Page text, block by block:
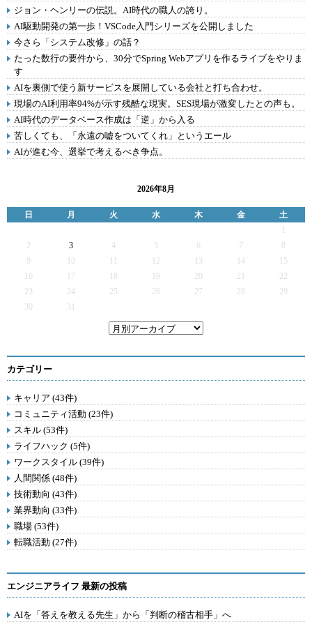
ジョン・ヘンリーの伝説。AI時代の職人の誇り。
AI駆動開発の第一歩！VSCode入門シリーズを公開しました
今さら「システム改修」の話？
たった数行の要件から、30分でSpring Webアプリを作るライブをやりま
す
AIを裏側で使う新サービスを展開している会社と打ち合わせ。
現場のAI利用率94%が示す残酷な現実。SES現場が激変したとの声も。
AI時代のデータベース作成は「逆」から入る
苦しくても、「永遠の嘘をついてくれ」というエール
AIが進む今、選挙で考えるべき争点。
2026年8月
日 月 火 水 木 金
土
2
3 4 5 6 7
9
12 13 14
15
16
17 19 20 21
22
23
24 25 26 27 28
29
30
31
カテゴリー
キャリア (43件)
コミュニティ活動 (23件)
スキル (53件)
ライフハック (5件)
ワークスタイル (39件)
人間関係 (48件)
技術動向 (43件)
業界動向 (33件)
職場 (53件)
転職活動 (27件)
エンジニアライフ 最新の投稿
AIを「答えを教える先生」から「判断の稽古相手」へ